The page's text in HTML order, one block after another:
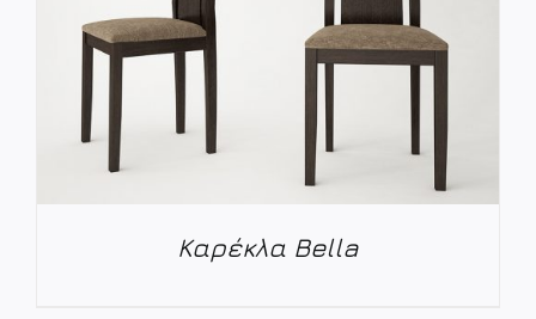
Καρέκλα Bella